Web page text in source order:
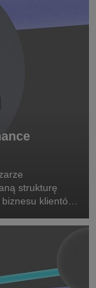
strukturę
klientów
jako H...